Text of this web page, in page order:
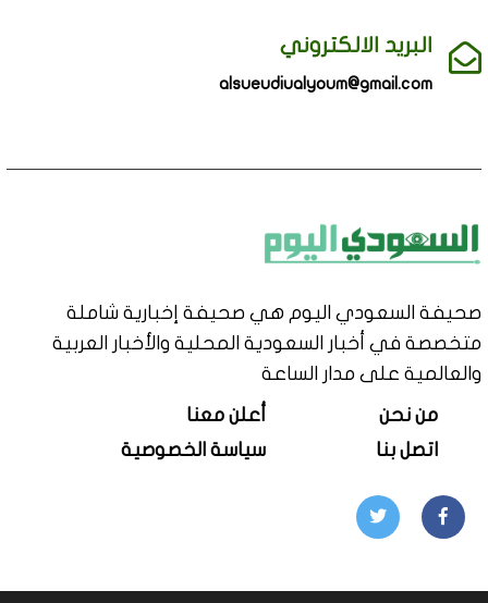
البريد الالكتروني
alsueudiualyoum@gmail.com
صحيفة السعودي اليوم هي صحيفة إخبارية شاملة
متخصصة في أخبار السعودية المحلية والأخبار العربية
والعالمية على مدار الساعة
من نحن
أعلن معنا
اتصل بنا
سياسة الخصوصية